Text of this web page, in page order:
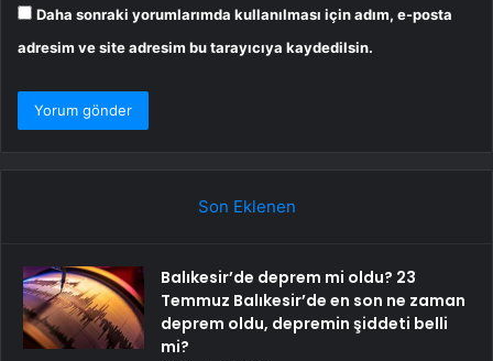
Daha sonraki yorumlarımda kullanılması için adım, e-posta
adresim ve site adresim bu tarayıcıya kaydedilsin.
Son Eklenen
Balıkesir’de deprem mi oldu? 23
Temmuz Balıkesir’de en son ne zaman
deprem oldu, depremin şiddeti belli
mi?